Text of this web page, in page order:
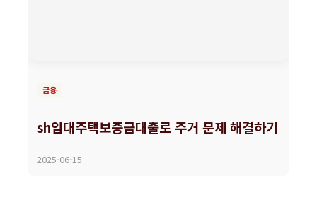
금융
sh임대주택보증금대출로 주거 문제 해결하기
2025-06-15